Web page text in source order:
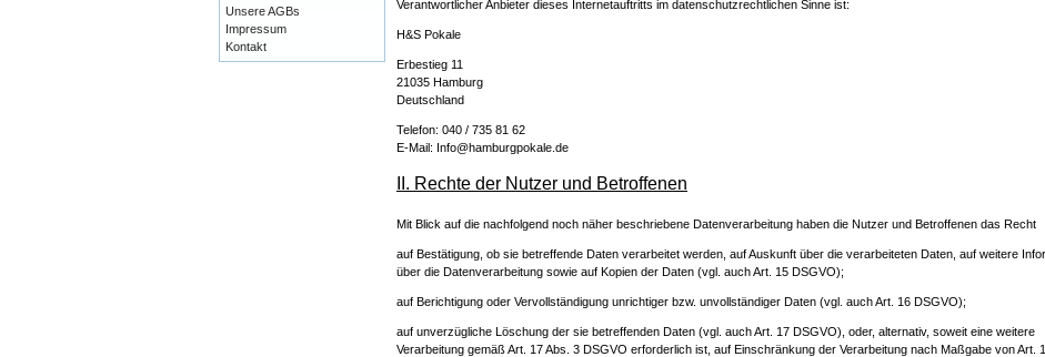
Verantwortlicher Anbieter dieses Internetauftritts im datenschutzrechtlichen Sinne ist:
H&S Pokale
Erbestieg 11
21035 Hamburg
Deutschland
Telefon: 040 / 735 81 62
E-Mail: Info@hamburgpokale.de
II. Rechte der Nutzer und Betroffenen
Mit Blick auf die nachfolgend noch näher beschriebene Datenverarbeitung haben die Nutzer und Betroffenen das Recht
auf Bestätigung, ob sie betreffende Daten verarbeitet werden, auf Auskunft über die verarbeiteten Daten, auf weitere
über die Datenverarbeitung sowie auf Kopien der Daten (vgl. auch Art. 15 DSGVO);
auf Berichtigung oder Vervollständigung unrichtiger bzw. unvollständiger Daten (vgl. auch Art. 16 DSGVO);
auf unverzügliche Löschung der sie betreffenden Daten (vgl. auch Art. 17 DSGVO), oder, alternativ, soweit eine weitere
Verarbeitung gemäß Art. 17 Abs. 3 DSGVO erforderlich ist, auf Einschränkung der Verarbeitung nach Maßgabe von Art.
Unsere AGBs
Impressum
Kontakt